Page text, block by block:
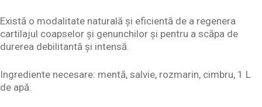
Există o modalitate naturală și eficientă de a regenera
cartilajul coapselor și genunchilor și pentru a scăpa de
durerea debilitantă și intensă.
Ingrediente necesare: mentă, salvie, rozmarin, cimbru, 1 L
de apă.